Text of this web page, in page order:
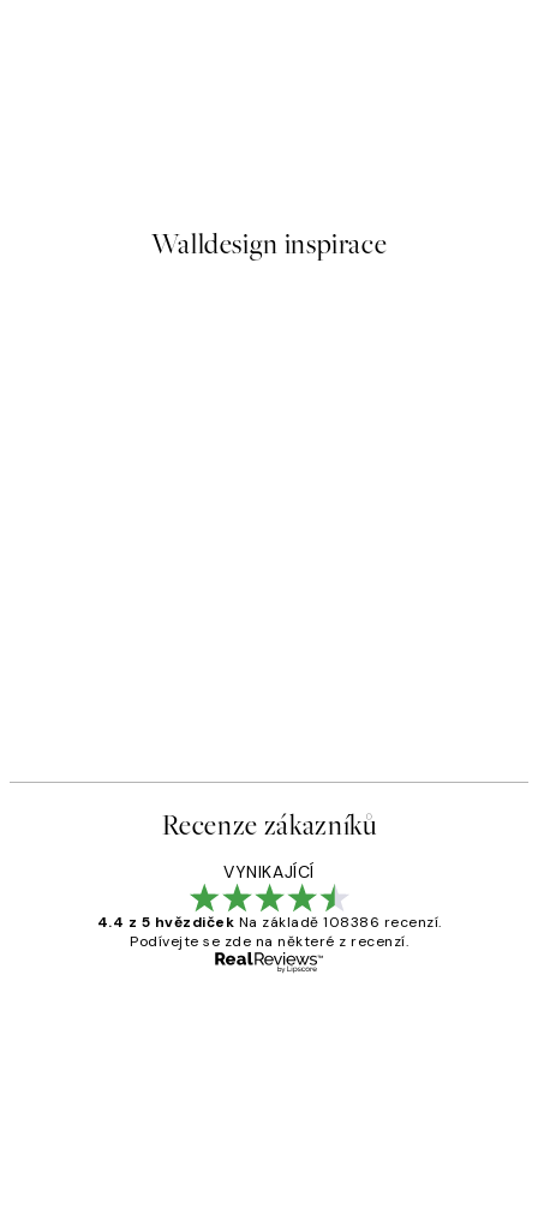
Walldesign inspirace
Recenze zákazníků
VYNIKAJÍCÍ
4.4 z 5 hvězdiček Na základě 108386 recenzí.
Podívejte se zde na některé z recenzí.